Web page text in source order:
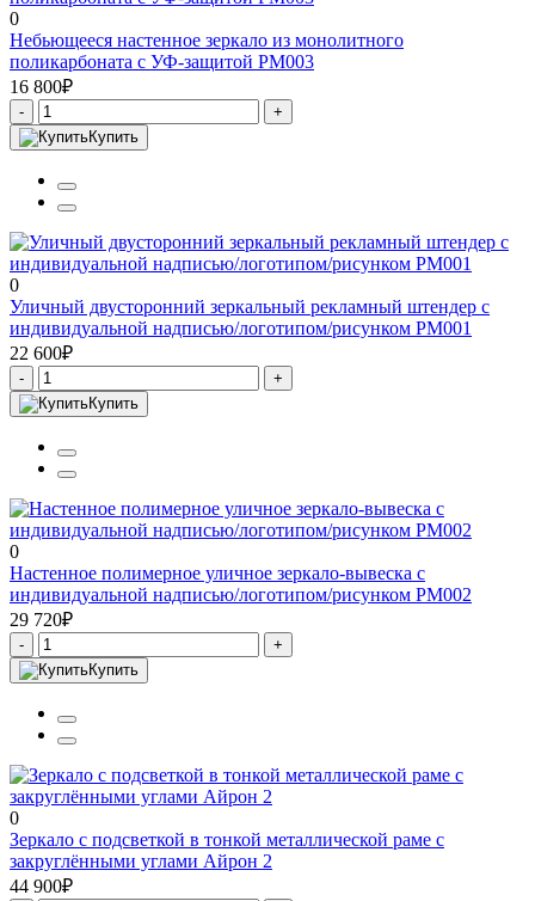
0
Небьющееся настенное зеркало из монолитного
поликарбоната с УФ-защитой PM003
16 800₽
-
+
Купить
0
Уличный двусторонний зеркальный рекламный штендер с
индивидуальной надписью/логотипом/рисунком PM001
22 600₽
-
+
Купить
0
Настенное полимерное уличное зеркало-вывеска с
индивидуальной надписью/логотипом/рисунком PM002
29 720₽
-
+
Купить
0
Зеркало с подсветкой в тонкой металлической раме с
закруглёнными углами Айрон 2
44 900₽